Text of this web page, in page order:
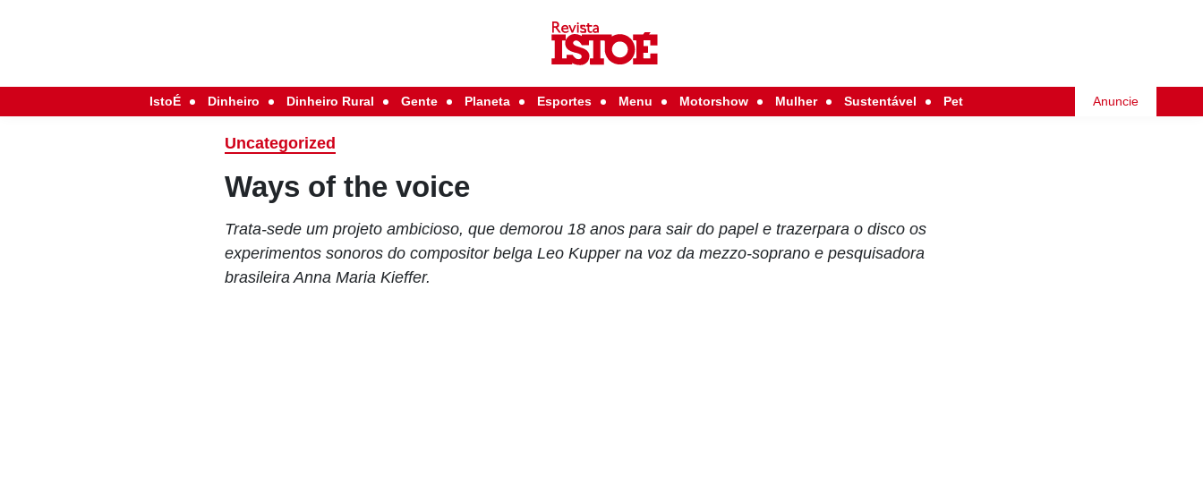
IstoÉ Dinheiro Dinheiro Rural Gente Planeta Esportes Menu Motorshow Mulher Sustentável Pet Anuncie
Uncategorized
Ways of the voice
Trata-sede um projeto ambicioso, que demorou 18 anos para sair do papel e trazerpara o disco os
experimentos sonoros do compositor belga Leo Kupper na voz da mezzo-soprano e pesquisadora
brasileira Anna Maria Kieffer.